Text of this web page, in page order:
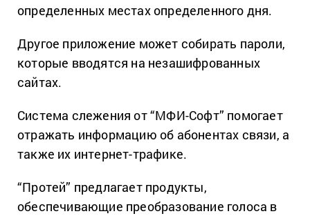
определенных местах определенного дня.
Другое приложение может собирать пароли,
которые вводятся на незашифрованных
сайтах.
Система слежения от “МФИ-Софт” помогает
отражать информацию об абонентах связи, а
также их интернет-трафике.
“Протей” предлагает продукты,
обеспечивающие преобразование голоса в